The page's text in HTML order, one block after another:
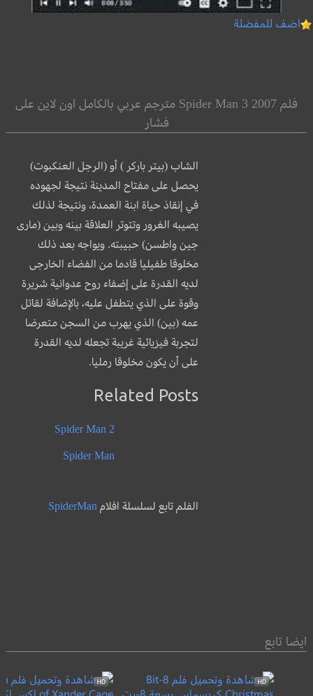
اضف للمفضلة
فلم Spider Man 3 2007 مترجم عربي بالكامل اون لاين على
فشار
الشاب (بيتر باركر ) أو (الرجل العنكبوت)
يحصل على مفتاح المدينة نتيجة لجهوده
في إنقاذ حياة ابنة العمدة، ونتيجة لذلك
يصيبه الغرور وتتوتر العلاقة بينه وبين (مارى
جين واطسن) حبيبته. ويواجه بعد ذلك
مخلوقا طفيليا قادما من الفضاء الخارجى
لديه القدرة على إضفاء روح عدوانية شريرة
وقوة على الذي يتطفل عليه، بالإضافة لقاتل
عمه (بين) الذي يهرب من السجن متعرضا
لتجربة فيزيائية غريبة تجعله لديه القدرة
على أن يكون مخلوقا رمليا.
Related Posts
Spider Man 2
Spider Man
الفلم تابع لسلسلة افلامSpiderMan
ايضا تابع